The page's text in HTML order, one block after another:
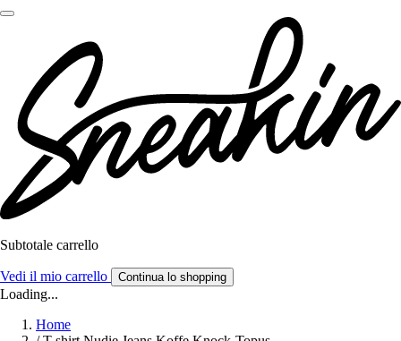
Subtotale carrello
Vedi il mio carrello Continua lo shopping
Loading...
Home